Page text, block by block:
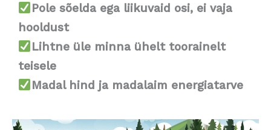
Pole sõelda ega liikuvaid osi, ei vaja
hooldust
Lihtne üle minna ühelt toorainelt
teisele
Madal hind ja madalaim energiatarve